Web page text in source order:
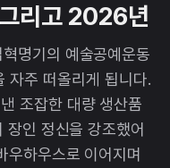
리고 2026년
명기의 예술공예운동
주 떠올리게 됩니다.
조잡한 대량 생산품
인 정신을 강조했어
하우스로 이어지며